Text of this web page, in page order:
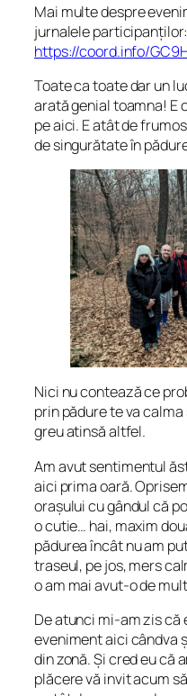
Mai multe despre
jurnalele participanților:
https://coord.info/
Toate ca toate dar un
arată genial toamna! E
pe aici. E atât de
de singurătate în
Nici nu contează ce
prin pădure te va
greu atinsă altfel.
Am avut sentimentul
aici prima oară.
orașului cu gândul că
o cutie… hai, maxim
pădurea încât nu am
traseul, pe jos, mers
o am mai avut-o de
De atunci mi-am zis că
eveniment aici cândva
din zonă. Și cred eu că
plăcere vă invit acum